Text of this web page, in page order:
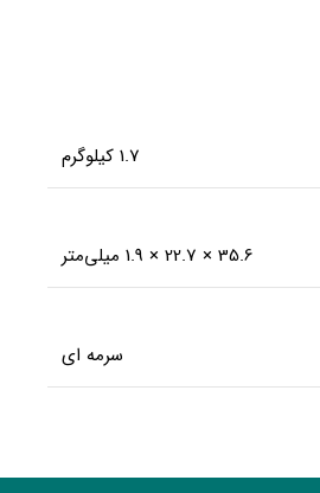
1.7 کیلوگرم
35.6 × 22.7 × 1.9 میلی‌متر
سرمه ای